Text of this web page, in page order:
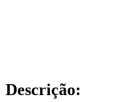
Descrição: